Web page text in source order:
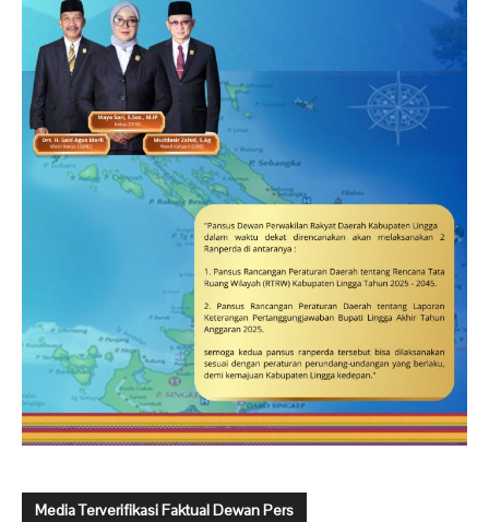
Media Terverifikasi Faktual Dewan Pers